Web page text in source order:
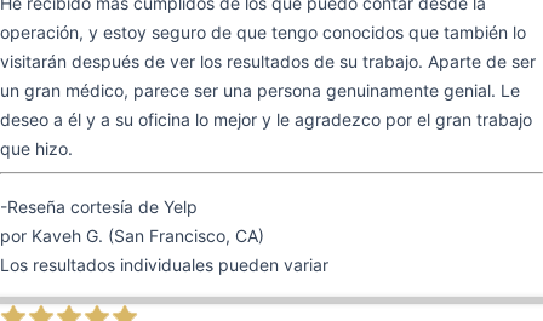
operación, y estoy seguro de que tengo conocidos que también lo
visitarán después de ver los resultados de su trabajo. Aparte de ser
un gran médico, parece ser una persona genuinamente genial. Le
deseo a él y a su oficina lo mejor y le agradezco por el gran trabajo
que hizo.
-Reseña cortesía de Yelp
por Kaveh G. (San Francisco, CA)
Los resultados individuales pueden variar